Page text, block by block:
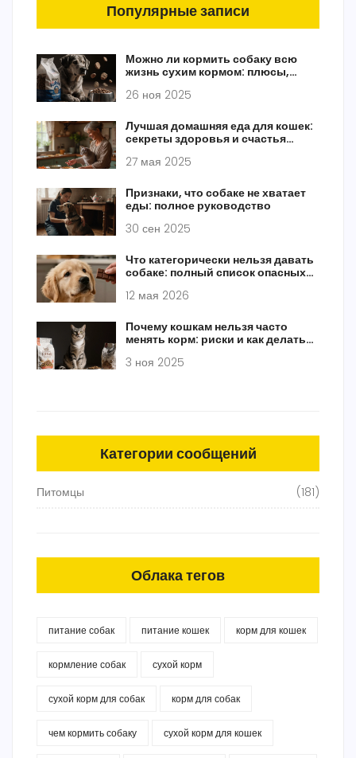
Популярные записи
Можно ли кормить собаку всю
жизнь сухим кормом: плюсы,
владельцев
26 ноя 2025
Лучшая домашняя еда для кошек:
секреты здоровья и счастья
27 мая 2025
Признаки, что собаке не хватает
еды: полное руководство
30 сен 2025
Что категорически нельзя давать
собаке: полный список опасных
12 мая 2026
Почему кошкам нельзя часто
менять корм: риски и как делать
3 ноя 2025
Категории сообщений
Питомцы (181)
Облака тегов
питание собак питание кошек корм для кошек
кормление собак сухой корм
сухой корм для собак корм для собак
чем кормить собаку сухой корм для кошек